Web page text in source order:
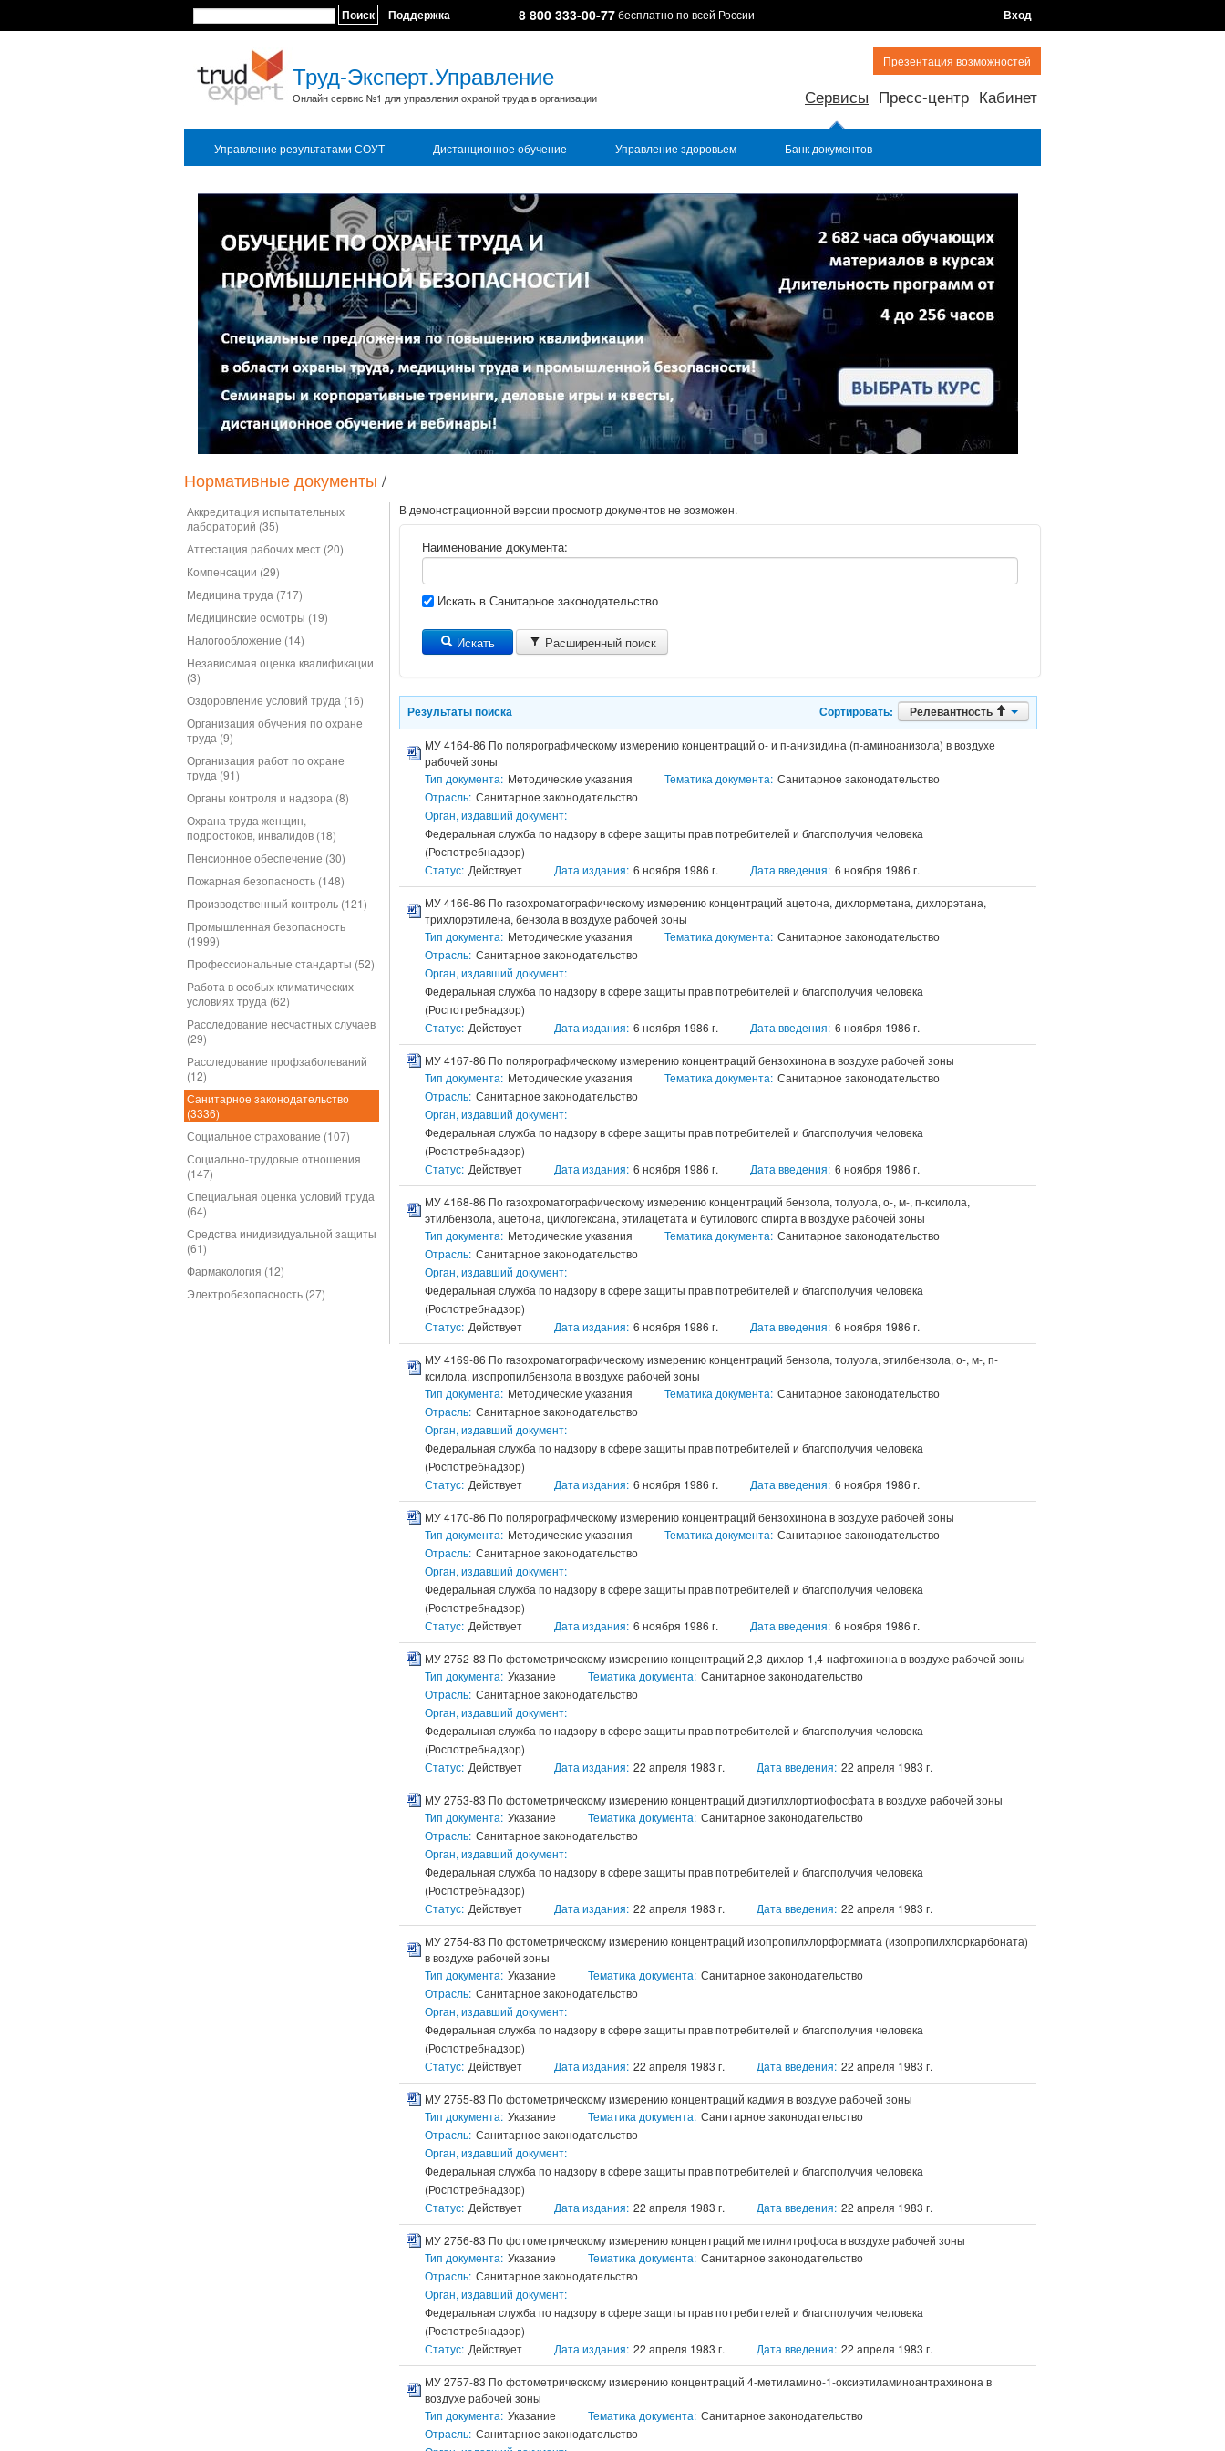
Поиск Поддержка 8 800 333-00-77бесплатно по всей России Вход
Труд-Эксперт.Управление
Онлайн сервис №1 для управления охраной труда в организации
Презентация возможностей
Сервисы Пресс-центр Кабинет
Управление результатами СОУТ Дистанционное обучение Управление здоровьем Банк документов
Нормативные документы /
Аккредитация испытательных
лабораторий (35)
Аттестация рабочих мест (20)
Компенсации (29)
Медицина труда (717)
Медицинские осмотры (19)
Налогообложение (14)
Независимая оценка квалификации
(3)
Оздоровление условий труда (16)
Организация обучения по охране
труда (9)
Организация работ по охране
труда (91)
Органы контроля и надзора (8)
Охрана труда женщин,
подростоков, инвалидов (18)
Пенсионное обеспечение (30)
Пожарная безопасность (148)
Производственный контроль (121)
Промышленная безопасность
(1999)
Профессиональные стандарты (52)
Работа в особых климатических
условиях труда (62)
Расследование несчастных случаев
(29)
Расследование профзаболеваний
(12)
Санитарное законодательство
(3336)
Социальное страхование (107)
Социально-трудовые отношения
(147)
Специальная оценка условий труда
(64)
Средства инидивидуальной защиты
(61)
Фармакология (12)
Электробезопасность (27)
В демонстрационной версии просмотр документов не возможен.
Наименование документа:
Искать в Санитарное законодательство
Искать Расширенный поиск
Результаты поиска Релевантность
Сортировать:
МУ 4164-86 По полярографическому измерению концентраций о- и п-анизидина (п-аминоанизола) в воздухе
рабочей зоны
Тип документа: Методические указания Тематика документа: Санитарное законодательство
Отрасль: Санитарное законодательство
Орган, издавший документ:
Федеральная служба по надзору в сфере защиты прав потребителей и благополучия человека
(Роспотребнадзор)
Статус: Действует Дата издания: 6 ноября 1986 г. Дата введения: 6 ноября 1986 г.
МУ 4166-86 По газохроматографическому измерению концентраций ацетона, дихлорметана, дихлорэтана,
трихлорэтилена, бензола в воздухе рабочей зоны
Тип документа: Методические указания Тематика документа: Санитарное законодательство
Отрасль: Санитарное законодательство
Орган, издавший документ:
Федеральная служба по надзору в сфере защиты прав потребителей и благополучия человека
(Роспотребнадзор)
Статус: Действует Дата издания: 6 ноября 1986 г. Дата введения: 6 ноября 1986 г.
МУ 4167-86 По полярографическому измерению концентраций бензохинона в воздухе рабочей зоны
Тип документа: Методические указания Тематика документа: Санитарное законодательство
Отрасль: Санитарное законодательство
Орган, издавший документ:
Федеральная служба по надзору в сфере защиты прав потребителей и благополучия человека
(Роспотребнадзор)
Статус: Действует Дата издания: 6 ноября 1986 г. Дата введения: 6 ноября 1986 г.
МУ 4168-86 По газохроматографическому измерению концентраций бензола, толуола, о-, м-, п-ксилола,
этилбензола, ацетона, циклогексана, этилацетата и бутилового спирта в воздухе рабочей зоны
Тип документа: Методические указания Тематика документа: Санитарное законодательство
Отрасль: Санитарное законодательство
Орган, издавший документ:
Федеральная служба по надзору в сфере защиты прав потребителей и благополучия человека
(Роспотребнадзор)
Статус: Действует Дата издания: 6 ноября 1986 г. Дата введения: 6 ноября 1986 г.
МУ 4169-86 По газохроматографическому измерению концентраций бензола, толуола, этилбензола, о-, м-, п-
ксилола, изопропилбензола в воздухе рабочей зоны
Тип документа: Методические указания Тематика документа: Санитарное законодательство
Отрасль: Санитарное законодательство
Орган, издавший документ:
Федеральная служба по надзору в сфере защиты прав потребителей и благополучия человека
(Роспотребнадзор)
Статус: Действует Дата издания: 6 ноября 1986 г. Дата введения: 6 ноября 1986 г.
МУ 4170-86 По полярографическому измерению концентраций бензохинона в воздухе рабочей зоны
Тип документа: Методические указания Тематика документа: Санитарное законодательство
Отрасль: Санитарное законодательство
Орган, издавший документ:
Федеральная служба по надзору в сфере защиты прав потребителей и благополучия человека
(Роспотребнадзор)
Статус: Действует Дата издания: 6 ноября 1986 г. Дата введения: 6 ноября 1986 г.
МУ 2752-83 По фотометрическому измерению концентраций 2,3-дихлор-1,4-нафтохинона в воздухе рабочей зоны
Тип документа: Указание Тематика документа: Санитарное законодательство
Отрасль: Санитарное законодательство
Орган, издавший документ:
Федеральная служба по надзору в сфере защиты прав потребителей и благополучия человека
(Роспотребнадзор)
Статус: Действует Дата издания: 22 апреля 1983 г. Дата введения: 22 апреля 1983 г.
МУ 2753-83 По фотометрическому измерению концентраций диэтилхлортиофосфата в воздухе рабочей зоны
Тип документа: Указание Тематика документа: Санитарное законодательство
Отрасль: Санитарное законодательство
Орган, издавший документ:
Федеральная служба по надзору в сфере защиты прав потребителей и благополучия человека
(Роспотребнадзор)
Статус: Действует Дата издания: 22 апреля 1983 г. Дата введения: 22 апреля 1983 г.
МУ 2754-83 По фотометрическому измерению концентраций изопропилхлорформиата (изопропилхлоркарбоната)
в воздухе рабочей зоны
Тип документа: Указание Тематика документа: Санитарное законодательство
Отрасль: Санитарное законодательство
Орган, издавший документ:
Федеральная служба по надзору в сфере защиты прав потребителей и благополучия человека
(Роспотребнадзор)
Статус: Действует Дата издания: 22 апреля 1983 г. Дата введения: 22 апреля 1983 г.
МУ 2755-83 По фотометрическому измерению концентраций кадмия в воздухе рабочей зоны
Тип документа: Указание Тематика документа: Санитарное законодательство
Отрасль: Санитарное законодательство
Орган, издавший документ:
Федеральная служба по надзору в сфере защиты прав потребителей и благополучия человека
(Роспотребнадзор)
Статус: Действует Дата издания: 22 апреля 1983 г. Дата введения: 22 апреля 1983 г.
МУ 2756-83 По фотометрическому измерению концентраций метилнитрофоса в воздухе рабочей зоны
Тип документа: Указание Тематика документа: Санитарное законодательство
Отрасль: Санитарное законодательство
Орган, издавший документ:
Федеральная служба по надзору в сфере защиты прав потребителей и благополучия человека
(Роспотребнадзор)
Статус: Действует Дата издания: 22 апреля 1983 г. Дата введения: 22 апреля 1983 г.
МУ 2757-83 По фотометрическому измерению концентраций 4-метиламино-1-оксиэтиламиноантрахинона в
воздухе рабочей зоны
Тип документа: Указание Тематика документа: Санитарное законодательство
Отрасль: Санитарное законодательство